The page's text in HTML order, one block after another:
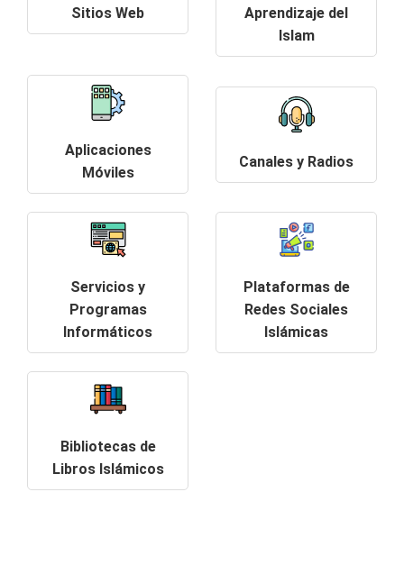
Sitios Web
Aprendizaje del
Islam
Aplicaciones
Móviles
Canales y Radios
Servicios y
Programas
Informáticos
Plataformas de
Redes Sociales
Islámicas
Bibliotecas de
Libros Islámicos